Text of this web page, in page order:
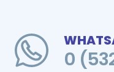
0